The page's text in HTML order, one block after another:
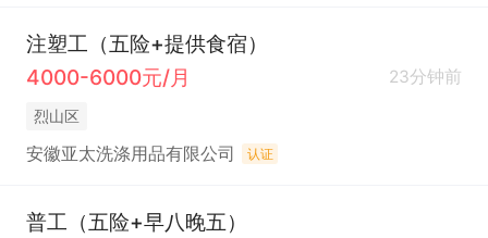
注塑工（五险+提供食宿）
4000-6000元/月
23分钟前
烈山区
安徽亚太洗涤用品有限公司 认证
普工（五险+早八晚五）